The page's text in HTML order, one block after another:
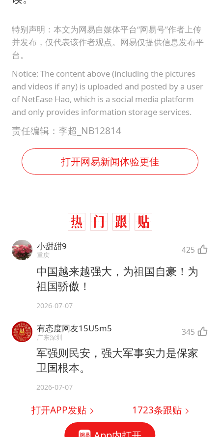
特别声明：本文为网易自媒体平台“网易号”作者上传
并发布，仅代表该作者观点。网易仅提供信息发布平
台。
Notice: The content above (including the pictures
and videos if any) is uploaded and posted by a user
of NetEase Hao, which is a social media platform
and only provides information storage services.
责任编辑：李超_NB12814
打开网易新闻体验更佳
小甜甜9
重庆 425
中国越来越强大，为祖国自豪！为
祖国骄傲！
2026-07-07
有态度网友15U5m5
广东深圳 345
军强则民安，强大军事实力是保家
卫国根本。
2026-07-07
打开APP发贴 1723条跟贴